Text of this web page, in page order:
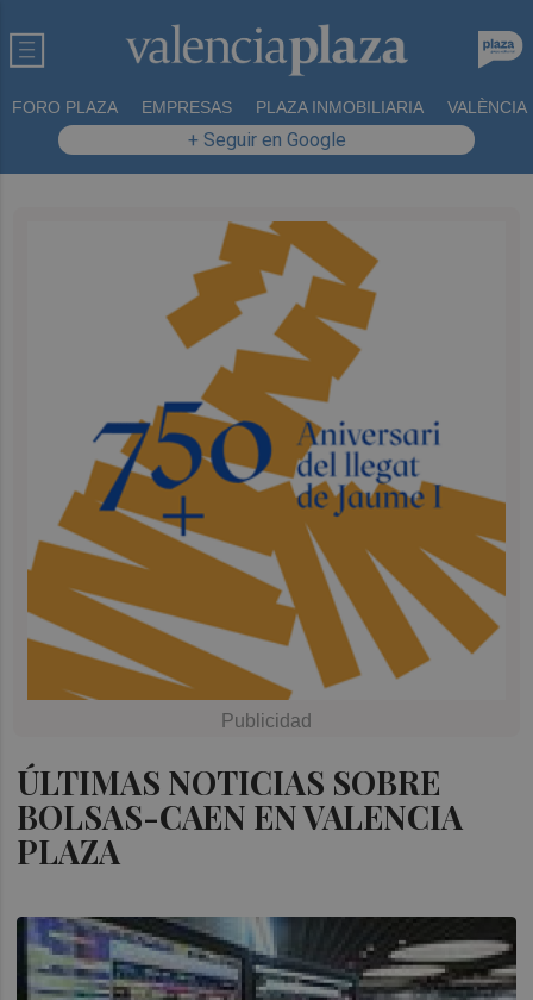
FORO PLAZA EMPRESAS PLAZA INMOBILIARIA VALÈNCIA
+ Seguir en Google
ÚLTIMAS NOTICIAS SOBRE
BOLSAS-CAEN EN VALENCIA
PLAZA